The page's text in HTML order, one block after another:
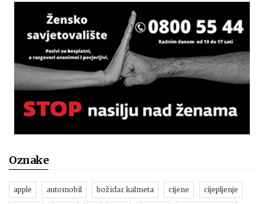
Oznake
apple automobil božidar kalmeta cijene cijepljenje